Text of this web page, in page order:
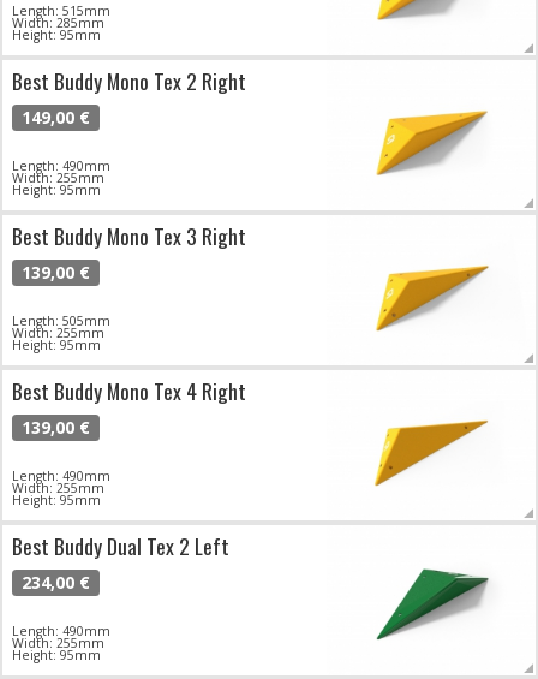
Length: 515mm
Width: 285mm
Height: 95mm
Best Buddy Mono Tex 2 Right
149,00 €
Length: 490mm
Width: 255mm
Height: 95mm
Best Buddy Mono Tex 3 Right
139,00 €
Length: 505mm
Width: 255mm
Height: 95mm
Best Buddy Mono Tex 4 Right
139,00 €
Length: 490mm
Width: 255mm
Height: 95mm
Best Buddy Dual Tex 2 Left
234,00 €
Length: 490mm
Width: 255mm
Height: 95mm